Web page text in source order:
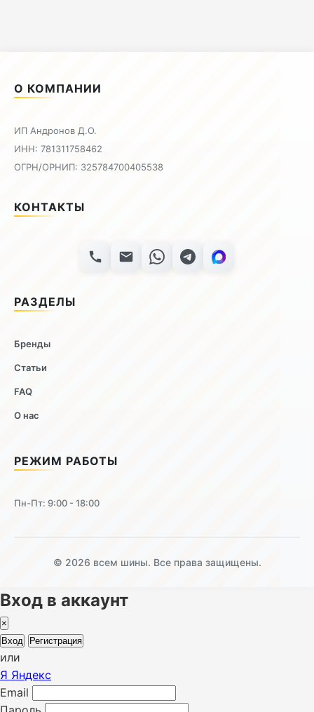
О КОМПАНИИ
ИП Андронов Д.О.
ИНН: 781311758462
ОГРН/ОРНИП: 325784700405538
КОНТАКТЫ
РАЗДЕЛЫ
Бренды
Статьи
FAQ
О нас
РЕЖИМ РАБОТЫ
Пн-Пт: 9:00 - 18:00
© 2026 всем шины. Все права защищены.
Вход в аккаунт
×
Вход
Регистрация
или
Я Яндекс
Email